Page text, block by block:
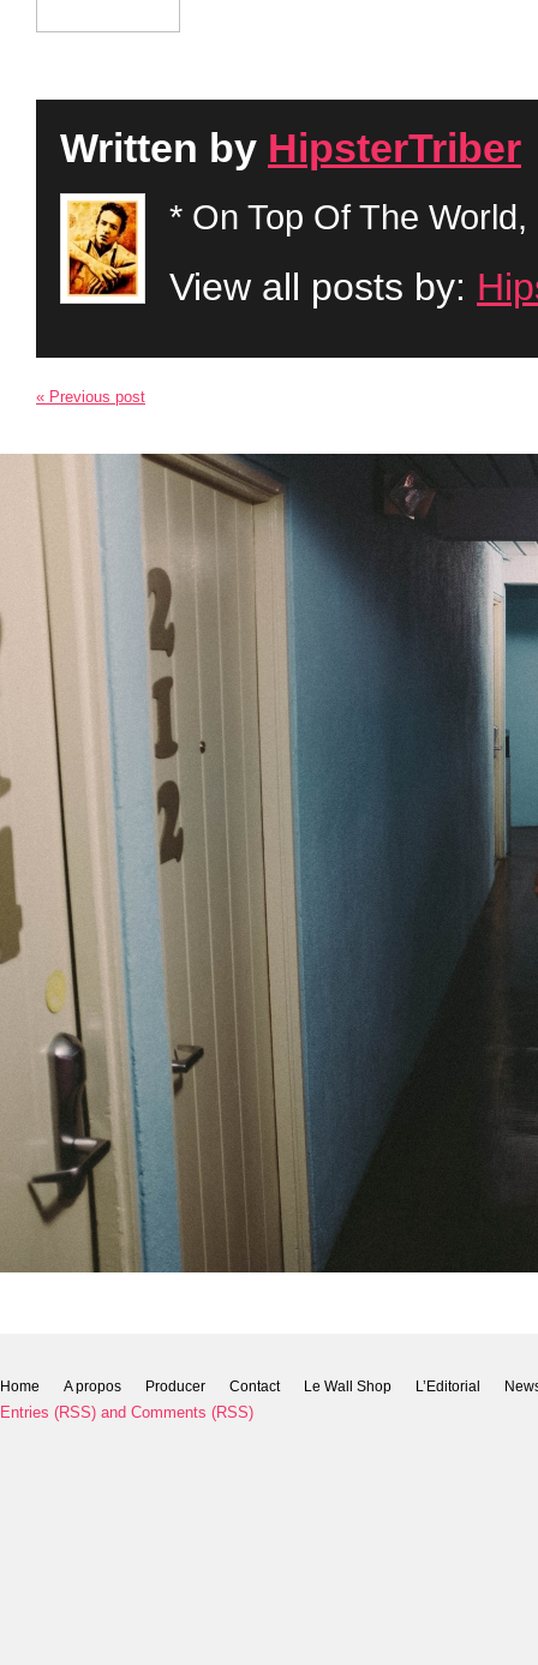
Written by HipsterTriber
* On Top Of The
View all posts by:
« Previous post
Home A propos Producer Contact Le Wall Shop L’Editorial
Entries (RSS) and Comments (RSS)